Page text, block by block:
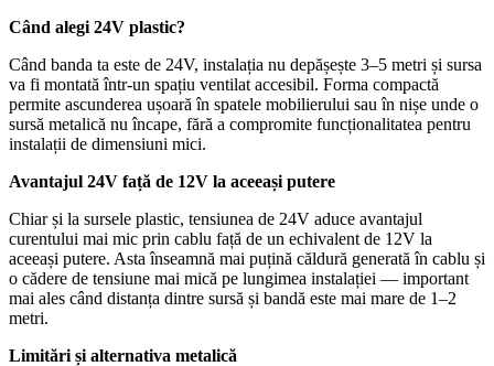
Când alegi 24V plastic?
Când banda ta este de 24V, instalația nu depășește 3–5 metri și sursa
va fi montată într-un spațiu ventilat accesibil. Forma compactă
permite ascunderea ușoară în spatele mobilierului sau în nișe unde o
sursă metalică nu încape, fără a compromite funcționalitatea pentru
instalații de dimensiuni mici.
Avantajul 24V față de 12V la aceeași putere
Chiar și la sursele plastic, tensiunea de 24V aduce avantajul
curentului mai mic prin cablu față de un echivalent de 12V la
aceeași putere. Asta înseamnă mai puțină căldură generată în cablu și
o cădere de tensiune mai mică pe lungimea instalației — important
mai ales când distanța dintre sursă și bandă este mai mare de 1–2
metri.
Limitări și alternativa metalică